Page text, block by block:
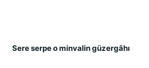
Sere serpe o minvalin güzergâhı